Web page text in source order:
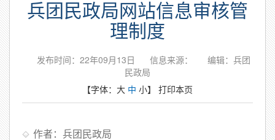
兵团民政局网站信息审核管
理制度
发布时间：22年09月13日 信息来源：
编辑：兵团
民政局
【字体： 大 中 小】 打印本页
作者：兵团民政局